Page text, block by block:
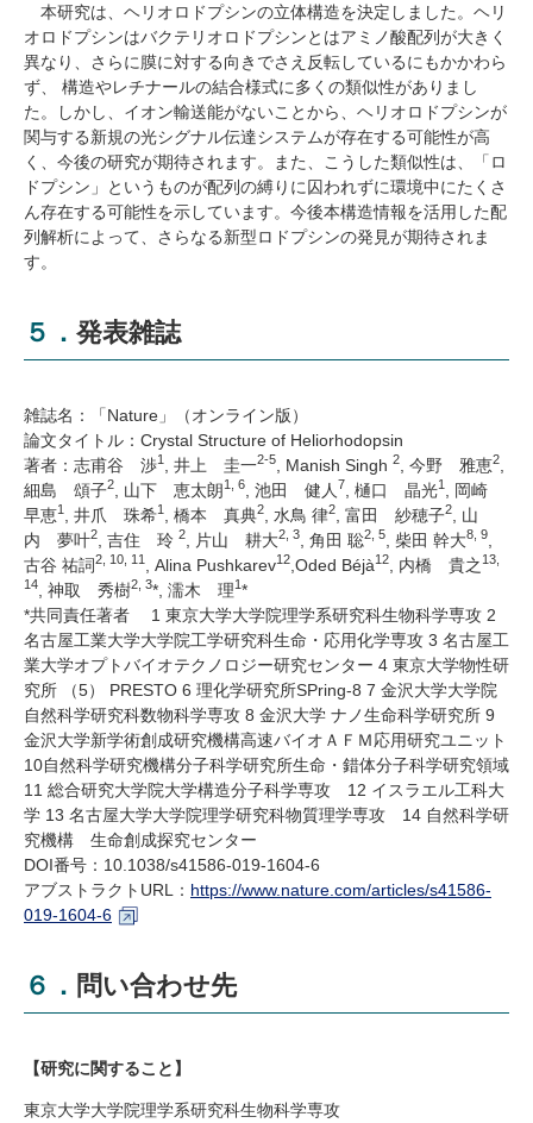
本研究は、ヘリオロドプシンの立体構造を決定しました。ヘリ
オロドプシンはバクテリオロドプシンとはアミノ酸配列が大きく
異なり、さらに膜に対する向きでさえ反転しているにもかかわら
ず、 構造やレチナールの結合様式に多くの類似性がありまし
た。しかし、イオン輸送能がないことから、ヘリオロドプシンが
関与する新規の光シグナル伝達システムが存在する可能性が高
く、今後の研究が期待されます。また、こうした類似性は、「ロ
ドプシン」というものが配列の縛りに囚われずに環境中にたくさ
ん存在する可能性を示しています。今後本構造情報を活用した配
列解析によって、さらなる新型ロドプシンの発見が期待されま
す。
５．発表雑誌
雑誌名：「Nature」（オンライン版）
論文タイトル：Crystal Structure of Heliorhodopsin
著者：志甫谷 渉1 , 井上 圭一2-5 , Manish Singh 2 , 今野 雅恵2
細島 頌子2 , 山下 恵太朗1, 6 , 池田 健人 7 , 樋口 晶光1
, 岡崎
早恵1 , 井爪 珠希1 , 橋本 真典2 , 水鳥 律2 , 富田 紗穂子2
, 山
内 夢叶2 , 吉住 玲 2 , 片山 耕大2, 3 , 角田 聡2, 5 , 柴田 幹大8, 9
古谷 祐詞2, 10, 11 , Alina Pushkarev12 ,Oded Béjà12 , 内橋 貴之13,
14
, 神取 秀樹2, 3*, 濡木 理1*
*共同責任著者 1 東京大学大学院理学系研究科生物科学専攻 2
名古屋工業大学大学院工学研究科生命・応用化学専攻 3 名古屋工
業大学オプトバイオテクノロジー研究センター 4 東京大学物性研
究所 （5） PRESTO 6 理化学研究所SPring-8 7 金沢大学大学院
自然科学研究科数物科学専攻 8 金沢大学 ナノ生命科学研究所 9
金沢大学新学術創成研究機構高速バイオＡＦＭ応用研究ユニット
10自然科学研究機構分子科学研究所生命・錯体分子科学研究領域
11 総合研究大学院大学構造分子科学専攻 12 イスラエル工科大
学 13 名古屋大学大学院理学研究科物質理学専攻 14 自然科学研
究機構 生命創成探究センター
DOI番号：10.1038/s41586-019-1604-6
アブストラクトURL： https://www.nature.com/articles/s41586-
019-1604-6
６．問い合わせ先
【研究に関すること】
東京大学大学院理学系研究科生物科学専攻